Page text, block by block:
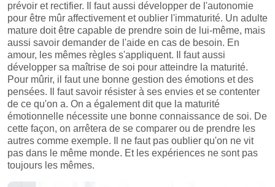
prévoir et rectifier. Il faut aussi développer de l'autonomie
pour être mûr affectivement et oublier l'immaturité. Un adulte
mature doit être capable de prendre soin de lui-même, mais
aussi savoir demander de l'aide en cas de besoin. En
amour, les mêmes règles s'appliquent. Il faut aussi
développer sa maîtrise de soi pour atteindre la maturité.
Pour mûrir, il faut une bonne gestion des émotions et des
pensées. Il faut savoir résister à ses envies et se contenter
de ce qu'on a. On a également dit que la maturité
émotionnelle nécessite une bonne connaissance de soi. De
cette façon, on arrêtera de se comparer ou de prendre les
autres comme exemple. Il ne faut pas oublier qu'on ne vit
pas dans le même monde. Et les expériences ne sont pas
toujours les mêmes.